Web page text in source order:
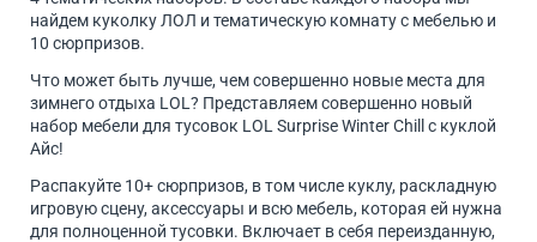
найдем куколку ЛОЛ и тематическую комнату с мебелью и
10 сюрпризов.
Что может быть лучше, чем совершенно новые места для
зимнего отдыха LOL? Представляем совершенно новый
набор мебели для тусовок LOL Surprise Winter Chill с куклой
Айс!
Распакуйте 10+ сюрпризов, в том числе куклу, раскладную
игровую сцену, аксессуары и всю мебель, которая ей нужна
для полноценной тусовки. Включает в себя переизданную,